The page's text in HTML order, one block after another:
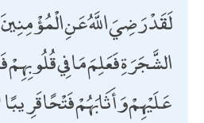
لَقَدْ رَضِيَ اللَّهُ عَنِ
الشَّجَرَةِ فَعَلِمَ مَا فِي
عَلَيْهِمْ وَأَثَابَهُمْ فَتْحًا قَرِيبًا